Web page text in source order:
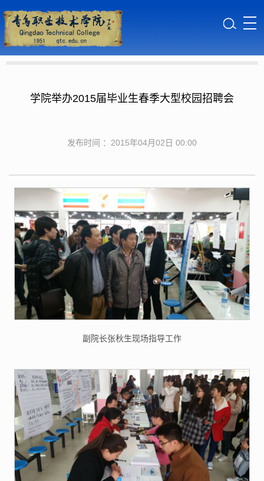
学院举办2015届毕业生春季大型校园招聘会
发布时间 ：2015年04月02日 00:00
副院长张秋生现场指导工作